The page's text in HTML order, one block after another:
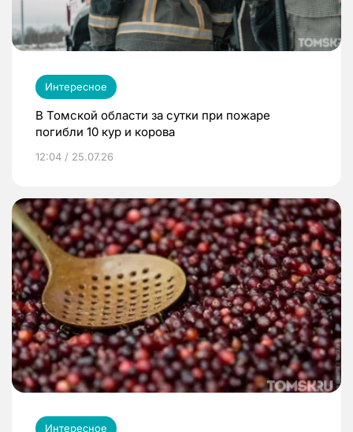
Интересное
В Томской области за сутки при пожаре
погибли 10 кур и корова
12:04 / 25.07.26
Интересное